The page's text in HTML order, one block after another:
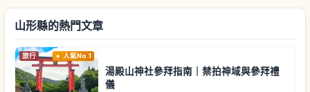
山形縣的熱門文章
旅行 人氣No.1
湯殿山神社參拜指南｜禁拍神域與參拜禮
儀